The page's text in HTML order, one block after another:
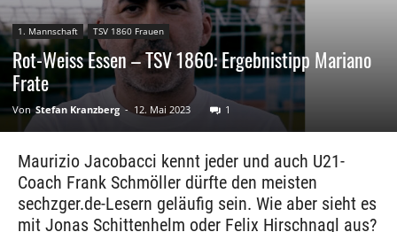
1. Mannschaft TSV 1860 Frauen
Rot-Weiss Essen – TSV 1860: Ergebnistipp Mariano
Frate
Von Stefan Kranzberg - 12. Mai 2023 1
Maurizio Jacobacci kennt jeder und auch U21-
Coach Frank Schmöller dürfte den meisten
sechzger.de-Lesern geläufig sein. Wie aber sieht es
mit Jonas Schittenhelm oder Felix Hirschnagl aus?